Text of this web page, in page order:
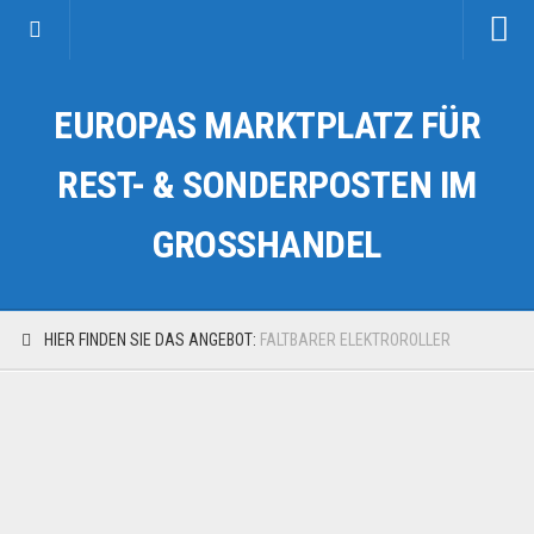
Kategorien
Auto & Motorrad
Fahrzeuge & Transport
EUROPAS MARKTPLATZ FÜR
REST- & SONDERPOSTEN IM
GROSSHANDEL
HIER FINDEN SIE DAS ANGEBOT: FALTBARER ELEKTROROLLER